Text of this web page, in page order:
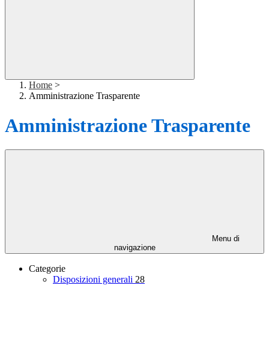
Home >
Amministrazione Trasparente
Amministrazione Trasparente
Menu di
navigazione
Categorie
Disposizioni generali 28